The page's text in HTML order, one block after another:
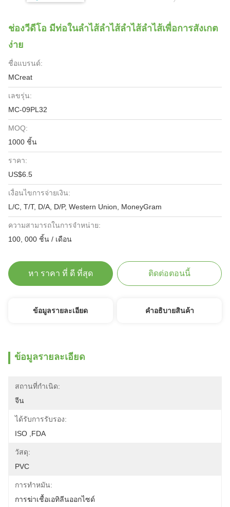
ช่องวีดีโอ มีท่อในลําไส้ลําไส้ลําไส้ลําไส้เพื่อการสังเกต
ง่าย
ชื่อแบรนด์:
MCreat
เลขรุ่น:
MC-09PL32
MOQ:
1000 ชิ้น
ราคา:
US$6.5
เงื่อนไขการจ่ายเงิน:
L/C, T/T, D/A, D/P, Western Union, MoneyGram
ความสามารถในการจําหน่าย:
100, 000 ชิ้น / เดือน
หา ราคา ที่ ดี ที่สุด ติดต่อตอนนี้
ข้อมูลรายละเอียด คําอธิบายสินค้า
ข้อมูลรายละเอียด
สถานที่กำเนิด:
จีน
ได้รับการรับรอง:
ISO ,FDA
วัสดุ:
PVC
การทำหมัน:
การฆ่าเชื้อเอทิลีนออกไซด์